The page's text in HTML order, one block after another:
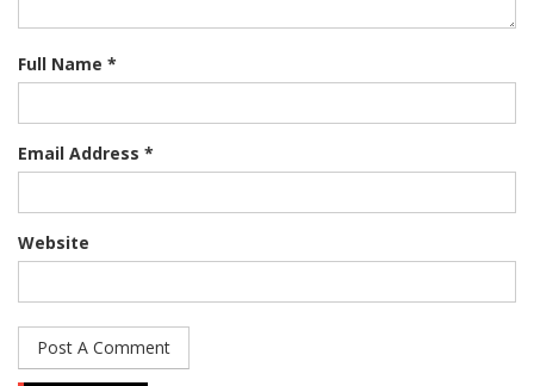
Full Name *
Email Address *
Website